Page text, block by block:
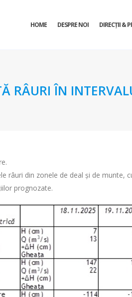
HOME DESPRE NOI DIRECŢII &
RÂURI ÎN
râuri din zonele de deal și de
prognozate.